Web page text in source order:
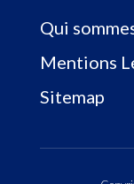
Qui
Mentions
Sitemap